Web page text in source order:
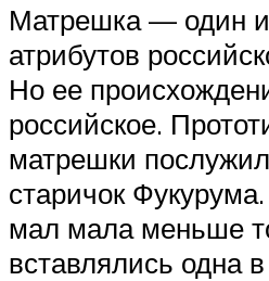
Матрешка — один
атрибутов
Но ее
российское.
матрешки
старичок
мал мала меньше
вставлялись одна